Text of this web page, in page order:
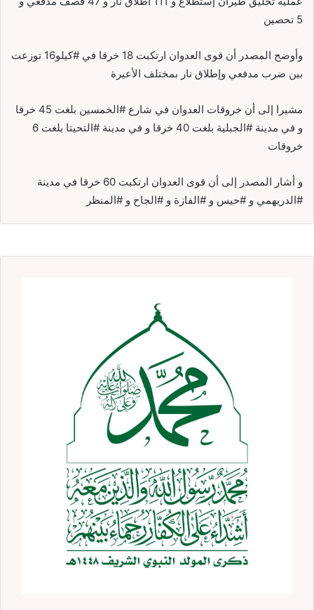
5 تحصين
وأوضح المصدر أن قوى العدوان ارتكبت 18 خرقا في #كيلو16 توزعت
بين ضرب مدفعي وإطلاق نار بمختلف الأعيرة
مشيرا إلى أن خروقات العدوان في شارع #الخمسين بلغت 45 خرقا
و في مدينة #الجبلية بلغت 40 خرقا و في مدينة #التحيتا بلغت 6
خروقات
و أشار المصدر إلى أن قوى العدوان ارتكبت 60 خرقا في مدينة
#الدريهمي و #حيس و #الفازة و #الجاح و #المنظر